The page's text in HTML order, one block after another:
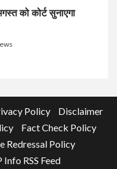
को कोर्ट सुनाएगा
Policy
Disclaimer
Fact Check Policy
Redressal Policy
Info RSS Feed